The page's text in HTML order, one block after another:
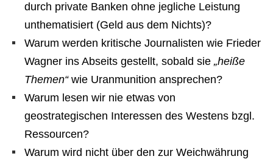
durch private Banken ohne jegliche Leistung
unthematisiert (Geld aus dem Nichts)?
Warum werden kritische Journalisten wie Frieder
Wagner ins Abseits gestellt, sobald sie „heiße
Themen“wie Uranmunition ansprechen?
Warum lesen wir nie etwas von
geostrategischen Interessen des Westens bzgl.
Ressourcen?
Warum wird nicht über den zur Weichwährung